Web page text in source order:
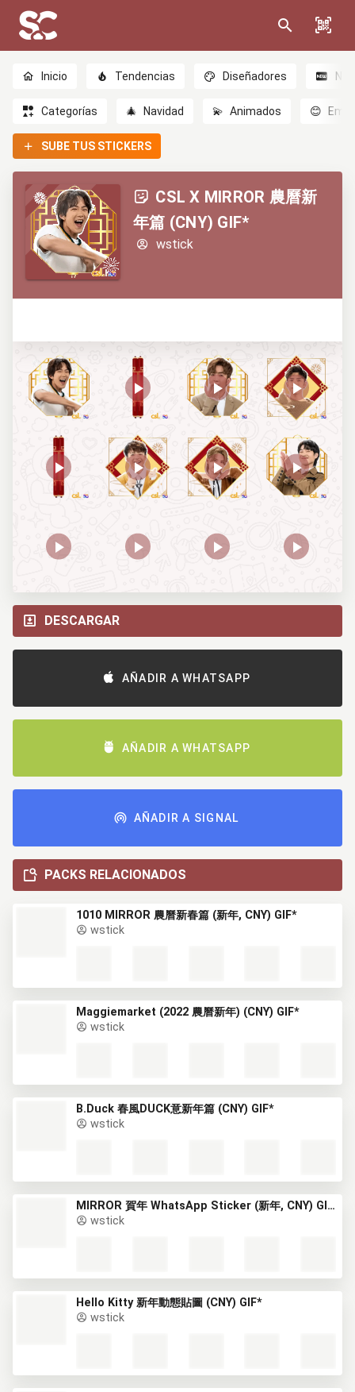
Inicio Tendencias Diseñadores
Categorías 🎄 Navidad 💫 Animados 😊
SUBE TUS STICKERS
CSL X MIRROR 農曆新
年篇 (CNY) GIF*
wstick
DESCARGAR
AÑADIR A WHATSAPP
AÑADIR A WHATSAPP
AÑADIR A SIGNAL
PACKS RELACIONADOS
1010 MIRROR 農曆新春篇 (新年, CNY) GIF*
wstick
Maggiemarket (2022 農曆新年) (CNY) GIF*
wstick
B.Duck 春風DUCK意新年篇 (CNY) GIF*
wstick
MIRROR 賀年 WhatsApp Sticker (新年, CNY) GIF*
wstick
Hello Kitty 新年動態貼圖 (CNY) GIF*
wstick